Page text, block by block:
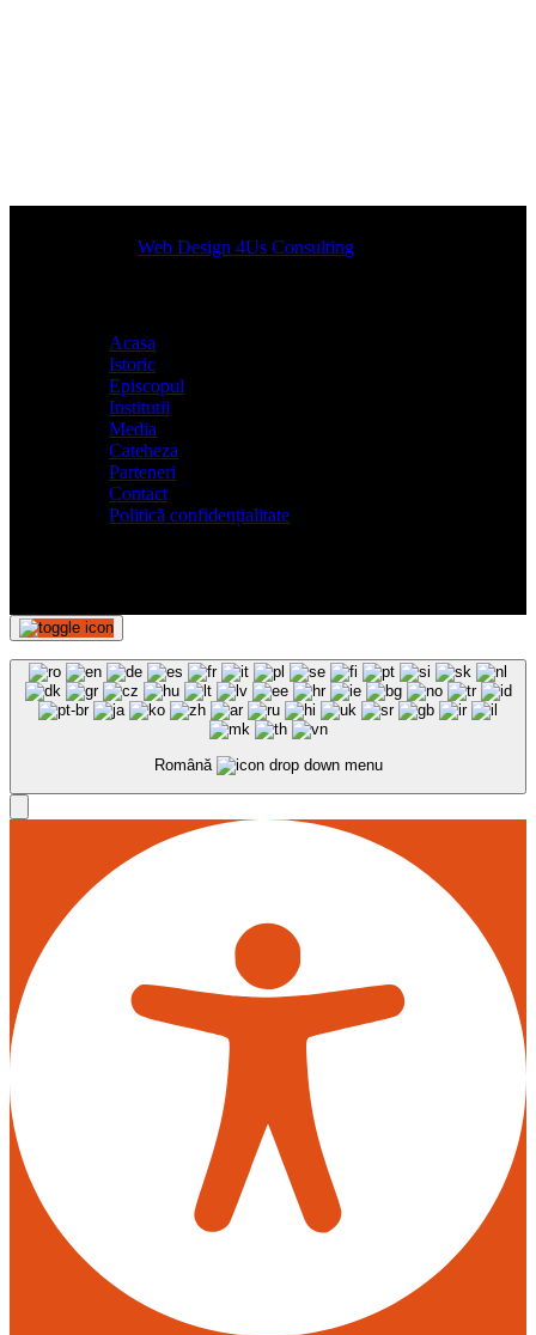
Designed byWeb Design 4Us Consulting
Acasa
Istoric
Episcopul
Institutii
Media
Cateheza
Parteneri
Contact
Politică confidențialitate
Română